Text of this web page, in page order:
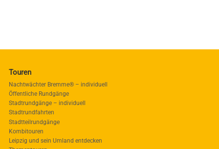
Touren
Nachtwächter Bremme® – individuell
Öffentliche Rundgänge
Stadtrundgänge – individuell
Stadtrundfahrten
Stadtteilrundgänge
Kombitouren
Leipzig und sein Umland entdecken